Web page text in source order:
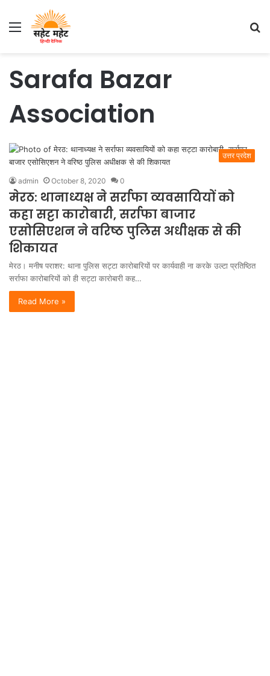
Menu
Sarafa Bazar
Association
उत्तर प्रदेश
admin October 8, 2020 0
मेरठ: थानाध्यक्ष ने सर्राफा व्यवसायियों को
कहा सट्टा कारोबारी, सर्राफा बाजार
एसोसिएशन ने वरिष्ठ पुलिस अधीक्षक से की
शिकायत
मेरठ। मनीष पराशर: थाना पुलिस सट्टा कारोबारियों पर कार्यवाही ना करके उल्टा प्रतिष्ठित
सर्राफा कारोबारियों को ही सट्टा कारोबारी कह…
Read More »